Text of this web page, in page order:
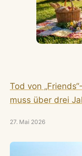
Tod von
muss über drei
27. Mai 2026